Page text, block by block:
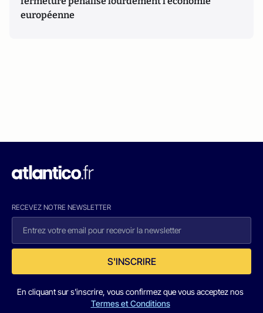
européenne
RECEVEZ NOTRE NEWSLETTER
S'INSCRIRE
En cliquant sur s'inscrire, vous confirmez que vous acceptez nos
Termes et Conditions